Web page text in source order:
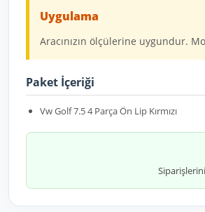
Uygulama
Aracınızın ölçülerine uygundur.
Paket İçeriği
Vw Golf 7.5 4 Parça Ön Lip Kırmızı